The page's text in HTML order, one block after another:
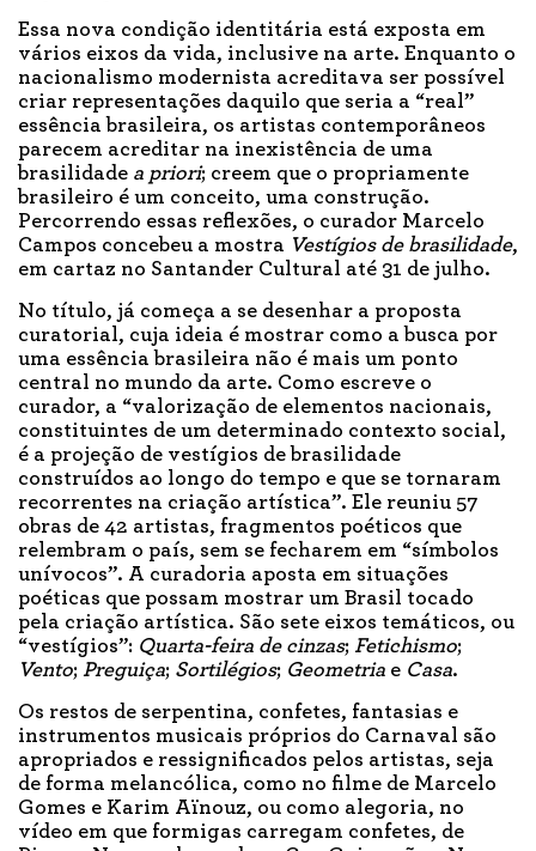
Essa nova condição identitária está exposta em
vários eixos da vida, inclusive na arte. Enquanto o
nacionalismo modernista acreditava ser possível
criar representações daquilo que seria a “real”
essência brasileira, os artistas contemporâneos
parecem acreditar na inexistência de uma
brasilidade a priori; creem que o propriamente
brasileiro é um conceito, uma construção.
Percorrendo essas reflexões, o curador Marcelo
Campos concebeu a mostra Vestígios de brasilidade,
em cartaz no Santander Cultural até 31 de julho.
No título, já começa a se desenhar a proposta
curatorial, cuja ideia é mostrar como a busca por
uma essência brasileira não é mais um ponto
central no mundo da arte. Como escreve o
curador, a “valorização de elementos nacionais,
constituintes de um determinado contexto social,
é a projeção de vestígios de brasilidade
construídos ao longo do tempo e que se tornaram
recorrentes na criação artística”. Ele reuniu 57
obras de 42 artistas, fragmentos poéticos que
relembram o país, sem se fecharem em “símbolos
unívocos”. A curadoria aposta em situações
poéticas que possam mostrar um Brasil tocado
pela criação artística. São sete eixos temáticos, ou
“vestígios”: Quarta-feira de cinzas; Fetichismo;
Vento; Preguiça; Sortilégios; Geometria e Casa.
Os restos de serpentina, confetes, fantasias e
instrumentos musicais próprios do Carnaval são
apropriados e ressignificados pelos artistas, seja
de forma melancólica, como no filme de Marcelo
Gomes e Karim Aïnouz, ou como alegoria, no
vídeo em que formigas carregam confetes, de